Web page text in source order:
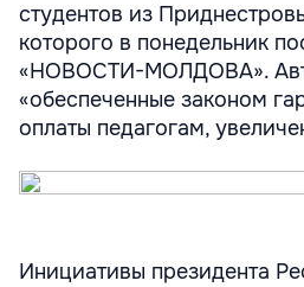
студентов из
которого в понедельник
«НОВОСТИ-МОЛДОВА».
«обеспеченные законом
оплаты педагогам,
Инициативы президента